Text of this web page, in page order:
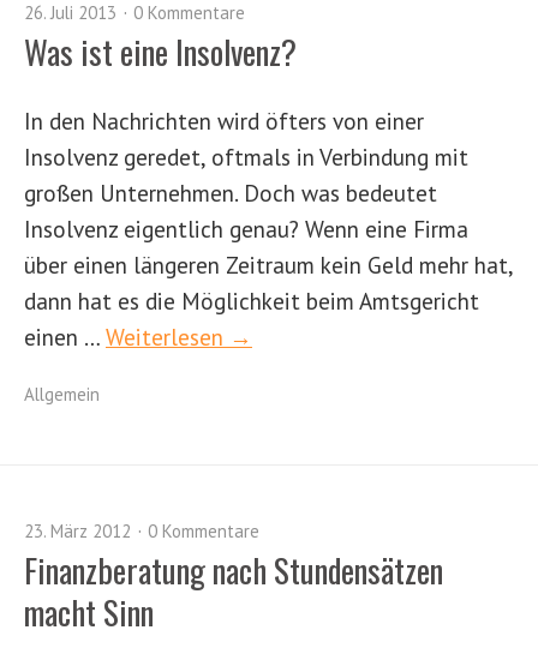
26. Juli 2013 0 Kommentare
Was ist eine Insolvenz?
In den Nachrichten wird öfters von einer
Insolvenz geredet, oftmals in Verbindung mit
großen Unternehmen. Doch was bedeutet
Insolvenz eigentlich genau? Wenn eine Firma
über einen längeren Zeitraum kein Geld mehr hat,
dann hat es die Möglichkeit beim Amtsgericht
einen … Weiterlesen →
Allgemein
23. März 2012 0 Kommentare
Finanzberatung nach Stundensätzen
macht Sinn